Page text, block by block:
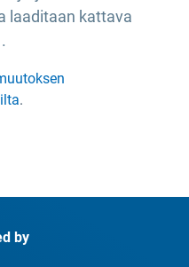
laaditaan kattava
.
by